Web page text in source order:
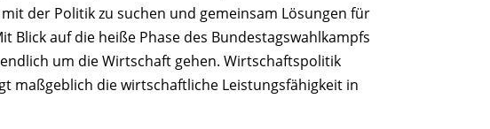
der Politik zu suchen und gemeinsam Lösungen für
Blick auf die heiße Phase des Bundestagswahlkampfs
um die Wirtschaft gehen. Wirtschaftspolitik
maßgeblich die wirtschaftliche Leistungsfähigkeit in